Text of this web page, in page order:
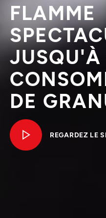
FLAMME
JUSQU'À
DE
REGARDEZ LE